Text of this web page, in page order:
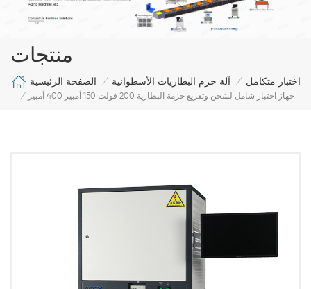
منتجات
الصفحة الرئيسية / آلة حزم البطاريات الأسطوانية / اختبار متكامل
/ جهاز اختبار شامل لشحن وتفريغ حزمة البطارية 200 فولت 150 أمبير 400 أمبير